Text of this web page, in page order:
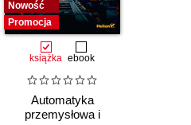
Nowość
Promocja
książka ebook
Automatyka
przemysłowa i